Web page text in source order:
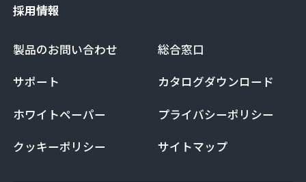
採用情報
製品のお問い合わせ
総合窓口
サポート
カタログダウンロード
ホワイトペーパー
プライバシーポリシー
クッキーポリシー
サイトマップ